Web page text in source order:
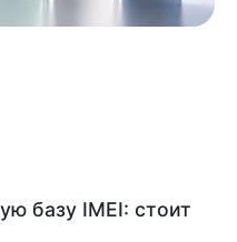
базу IMEI: стоит